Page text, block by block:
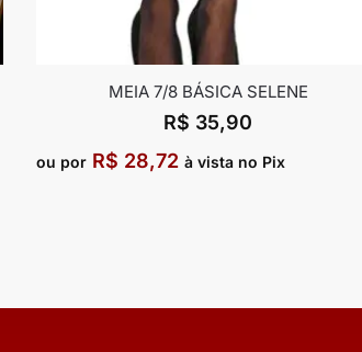
MEIA 7/8 BÁSICA SELENE
R$ 35,90
ou por R$ 28,72 à vista no Pix